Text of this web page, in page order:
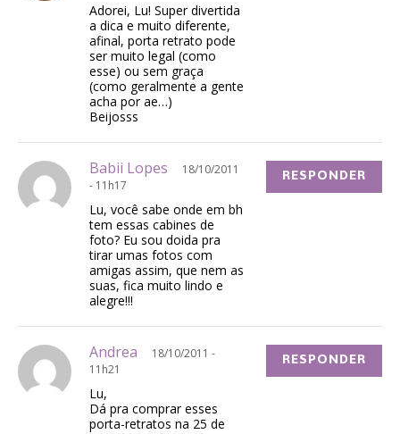
Adorei, Lu! Super divertida
a dica e muito diferente,
afinal, porta retrato pode
ser muito legal (como
esse) ou sem graça
(como geralmente a gente
acha por ae…)
Beijosss
Babii Lopes
18/10/2011
- 11h17
Lu, você sabe onde em bh
tem essas cabines de
foto? Eu sou doida pra
tirar umas fotos com
amigas assim, que nem as
suas, fica muito lindo e
alegre!!!
RESPONDER
Andrea
18/10/2011 -
11h21
Lu,
Dá pra comprar esses
porta-retratos na 25 de
RESPONDER